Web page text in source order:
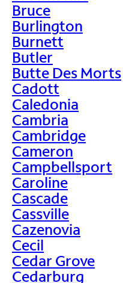
Bruce
Burlington
Burnett
Butler
Butte Des Morts
Cadott
Caledonia
Cambria
Cambridge
Cameron
Campbellsport
Caroline
Cascade
Cassville
Cazenovia
Cecil
Cedar Grove
Cedarburg